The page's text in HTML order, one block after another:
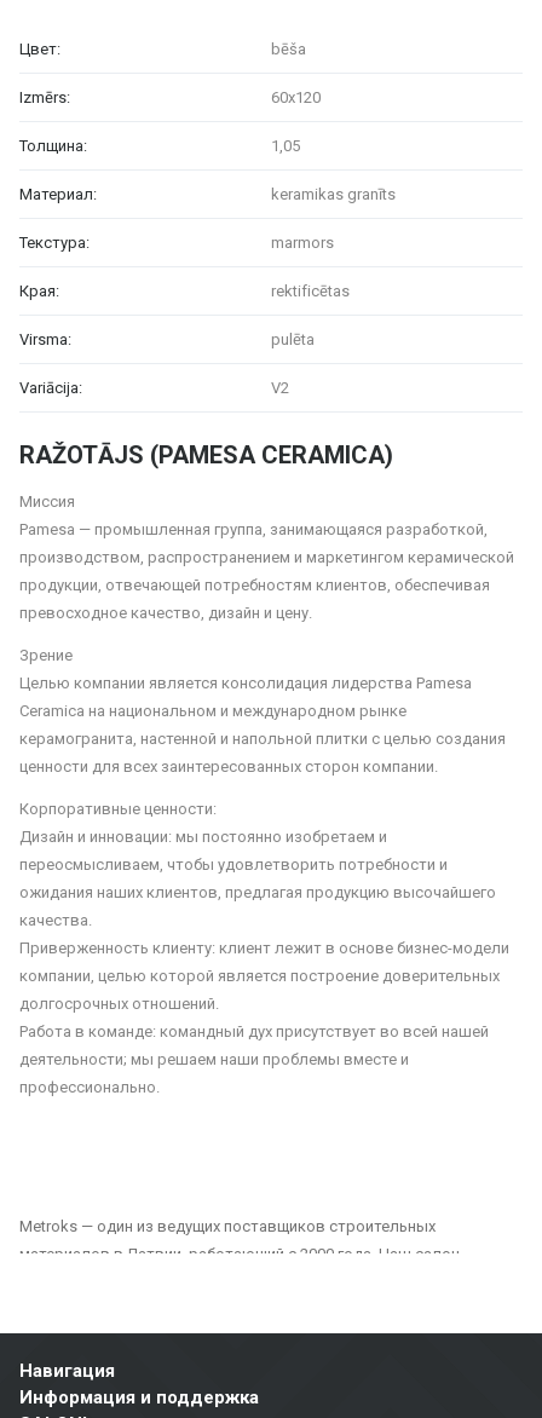
RAŽOTĀJS (PAMESA CERAMICA)
Миссия
Pamesa — промышленная группа, занимающаяся разработкой,
производством, распространением и маркетингом керамической
продукции, отвечающей потребностям клиентов, обеспечивая
превосходное качество, дизайн и цену.
Зрение
Целью компании является консолидация лидерства Pamesa
Ceramica на национальном и международном рынке
керамогранита, настенной и напольной плитки с целью создания
ценности для всех заинтересованных сторон компании.
Корпоративные ценности:
Дизайн и инновации: мы постоянно изобретаем и
переосмысливаем, чтобы удовлетворить потребности и
ожидания наших клиентов, предлагая продукцию высочайшего
качества.
Приверженность клиенту: клиент лежит в основе бизнес-модели
компании, целью которой является построение доверительных
долгосрочных отношений.
Работа в команде: командный дух присутствует во всей нашей
деятельности; мы решаем наши проблемы вместе и
профессионально.
Цвет: bēša
Izmērs: 60x120
Толщина: 1,05
Материал: keramikas granīts
Текстура: marmors
Края: rektificētas
Virsma: pulēta
Variācija: V2
Metroks — один из ведущих поставщиков строительных
материалов в Латвии, работающий с 2000 года. Наш салон
общественных проектов. Мы являемся надежным партнером для
всех, кто ищет качественные и долговечные решения для отделки
домов, офисов, общественных зданий и других помещений.
Навигация
Информация и поддержка